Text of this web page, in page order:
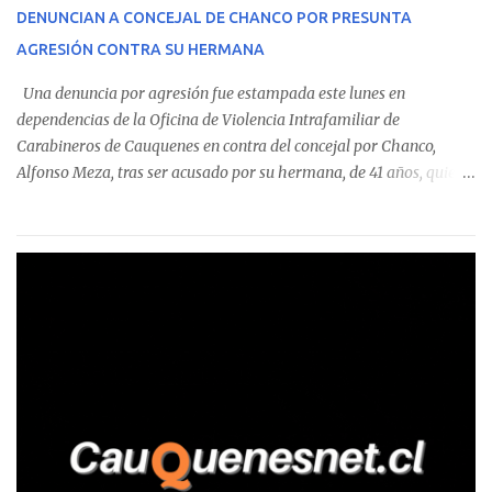
corresponde a un funcionario de la Municipalidad de Chanco,
detectaron incumplimientos a la normativa vigente. El informe
precisa que la mayor cantidad de dinero apostado se registró en
Talca, donde...
DENUNCIAN A CONCEJAL DE CHANCO POR PRESUNTA
AGRESIÓN CONTRA SU HERMANA
Una denuncia por agresión fue estampada este lunes en
dependencias de la Oficina de Violencia Intrafamiliar de
Carabineros de Cauquenes en contra del concejal por Chanco,
Alfonso Meza, tras ser acusado por su hermana, de 41 años, quien
relató que los hechos ocurrieron cerca de las 11:30 horas en el
trabajadores, el edil descendió del vehículo y, en medio de la
confrontación, la habría tomado de los hombros, empujado al